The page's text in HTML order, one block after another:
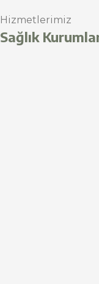
Hizmetlerimiz
Sağlık